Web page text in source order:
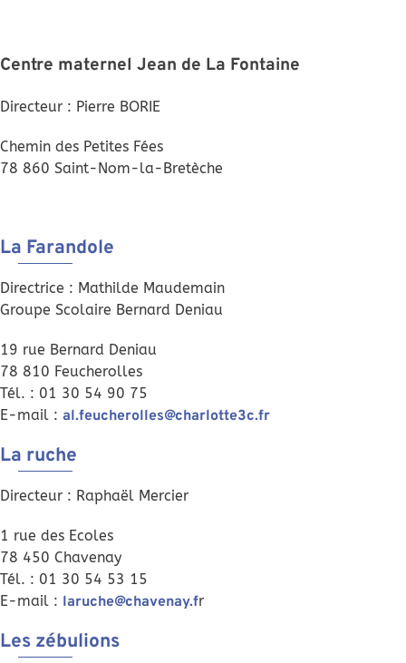
Centre maternel Jean de La Fontaine
Directeur : Pierre BORIE
Chemin des Petites Fées
78 860 Saint-Nom-la-Bretèche
La Farandole
Directrice : Mathilde Maudemain
Groupe Scolaire Bernard Deniau
19 rue Bernard Deniau
78 810 Feucherolles
Tél. : 01 30 54 90 75
E-mail : al.feucherolles@charlotte3c.fr
La ruche
Directeur : Raphaël Mercier
1 rue des Ecoles
78 450 Chavenay
Tél. : 01 30 54 53 15
E-mail : laruche@chavenay.fr
Les zébulions